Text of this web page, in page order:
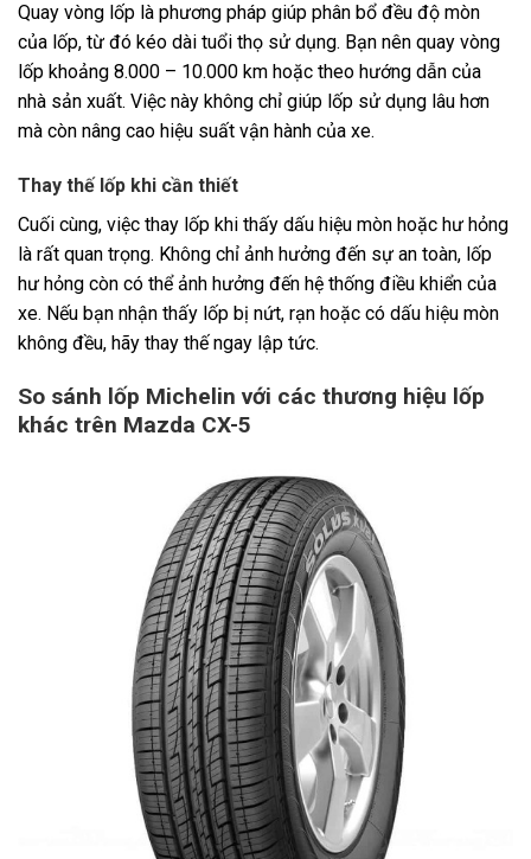
Quay vòng lốp là phương pháp giúp phân bổ đều độ mòn
của lốp, từ đó kéo dài tuổi thọ sử dụng. Bạn nên quay vòng
lốp khoảng 8.000 – 10.000 km hoặc theo hướng dẫn của
nhà sản xuất. Việc này không chỉ giúp lốp sử dụng lâu hơn
mà còn nâng cao hiệu suất vận hành của xe.
Thay thế lốp khi cần thiết
Cuối cùng, việc thay lốp khi thấy dấu hiệu mòn hoặc hư hỏng
là rất quan trọng. Không chỉ ảnh hưởng đến sự an toàn, lốp
hư hỏng còn có thể ảnh hưởng đến hệ thống điều khiển của
xe. Nếu bạn nhận thấy lốp bị nứt, rạn hoặc có dấu hiệu mòn
không đều, hãy thay thế ngay lập tức.
So sánh lốp Michelin với các thương hiệu lốp
khác trên Mazda CX-5